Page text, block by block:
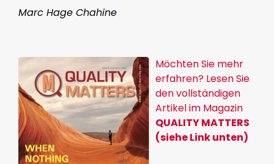
Marc Hage Chahine
Möchten Sie mehr
erfahren? Lesen Sie
den vollständigen
Artikel im Magazin
QUALITY MATTERS
(siehe Link unten)